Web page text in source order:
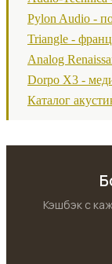
Pylon Audio -
Triangle -
Analog
Dorpo X3 -
Каталог
Кэшбэк с